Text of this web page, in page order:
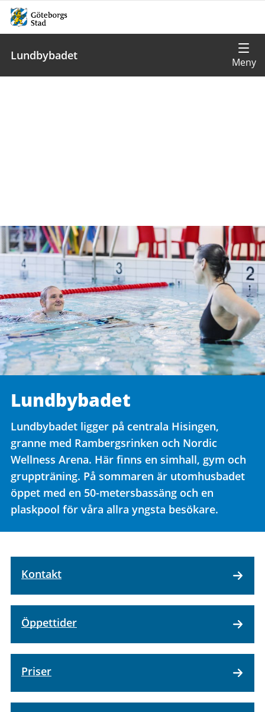
Lundbybadet
Lundbybadet
Lundbybadet ligger på centrala Hisingen,
granne med Rambergsrinken och Nordic
Wellness Arena. Här finns en simhall, gym och
gruppträning. På sommaren är utomhusbadet
öppet med en 50-metersbassäng och en
plaskpool för våra allra yngsta besökare.
Kontakt
Öppettider
Priser